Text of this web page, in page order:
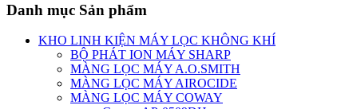
Danh mục Sản phẩm
KHO LINH KIỆN MÁY LỌC KHÔNG KHÍ
BỘ PHÁT ION MÁY SHARP
MÀNG LỌC MÁY A.O.SMITH
MÀNG LỌC MÁY AIROCIDE
MÀNG LỌC MÁY COWAY